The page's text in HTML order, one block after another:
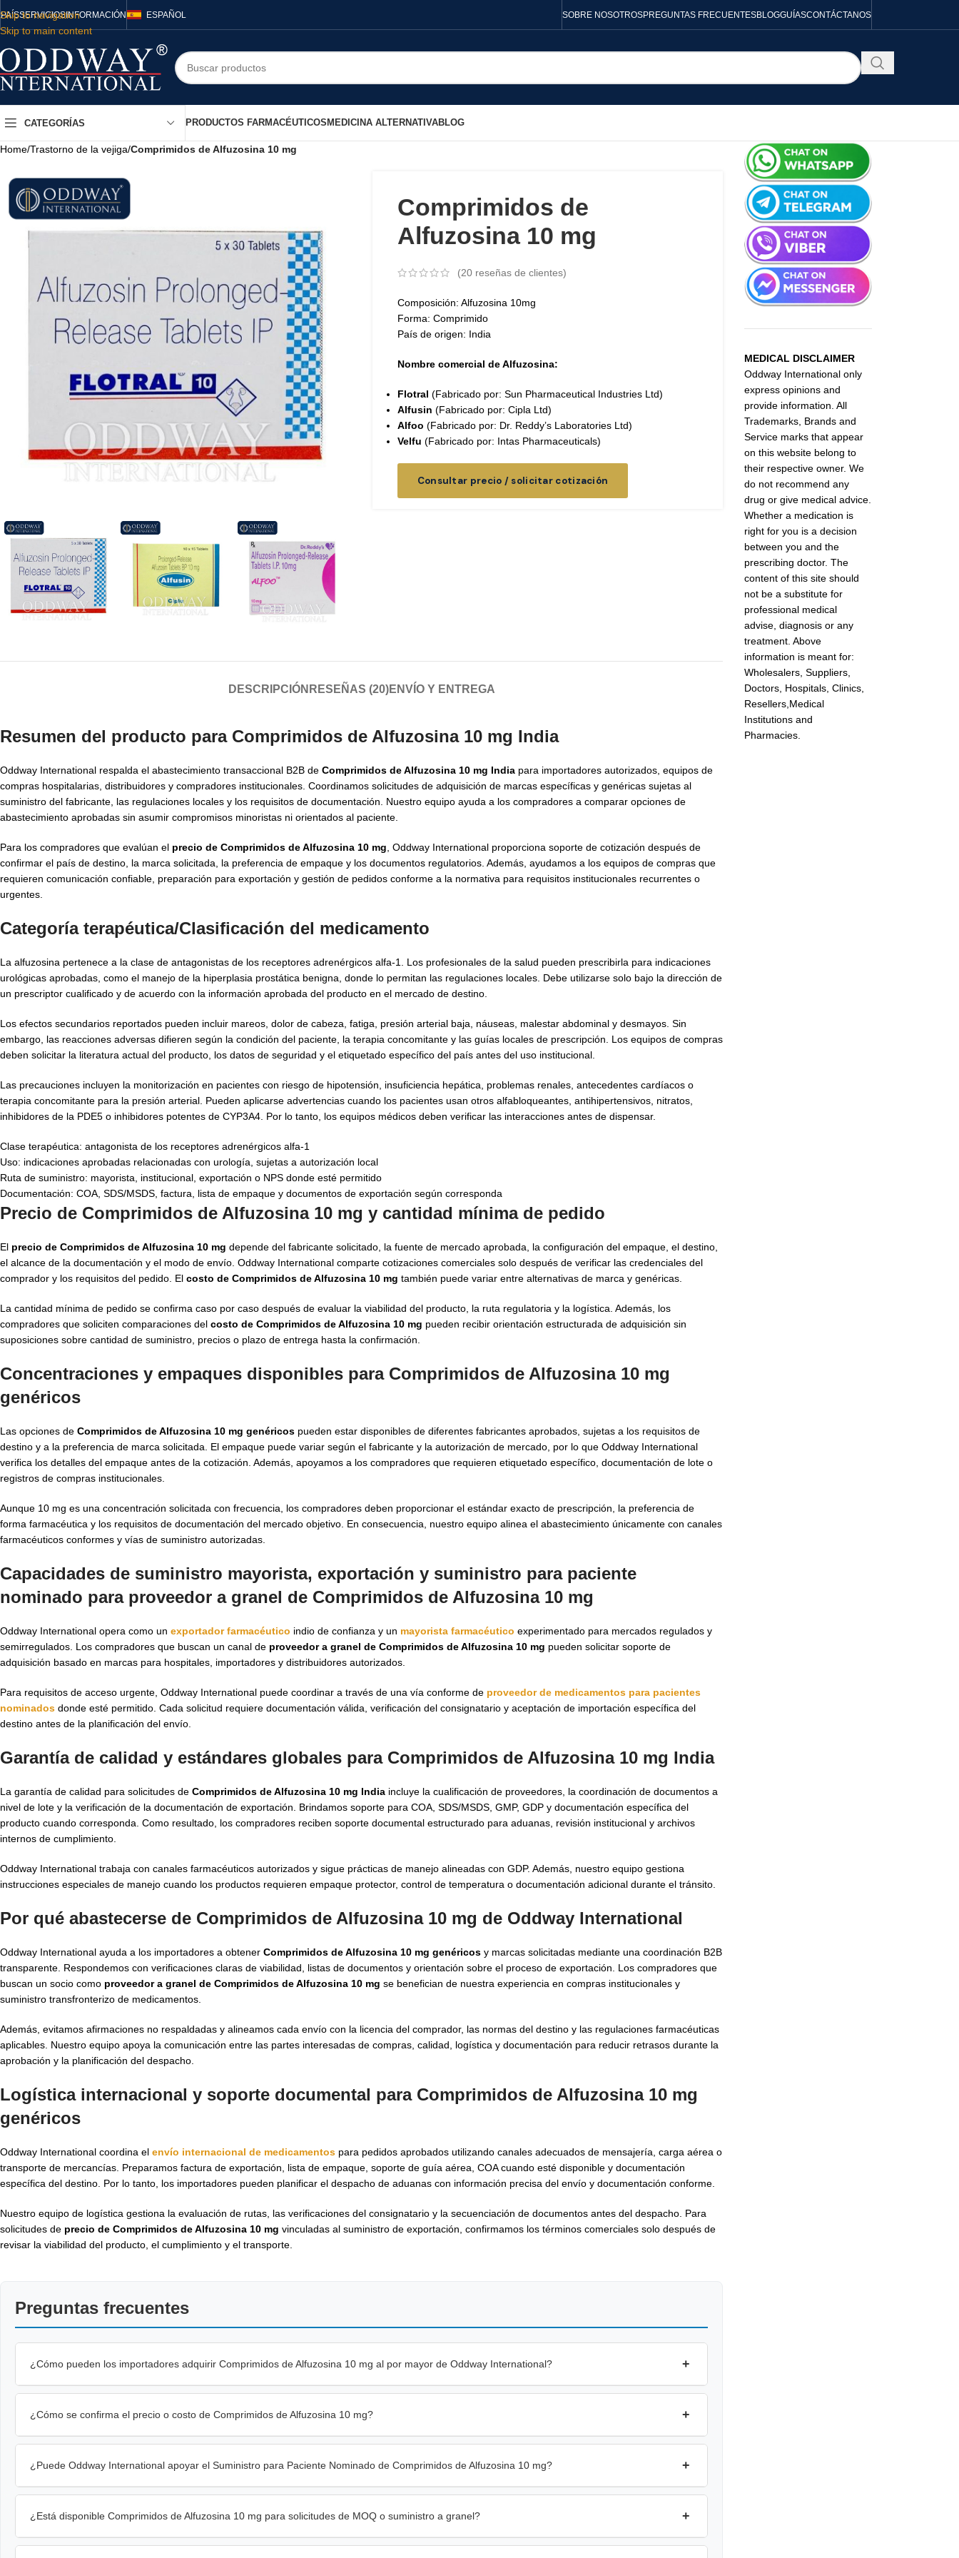
Skip to navigation
Skip to main content
PAÍSSERVICIOSINFORMACIÓN ESPAÑOL SOBRE NOSOTROSPREGUNTAS FRECUENTESBLOGGUÍASCONTÁCTANOS
CATEGORÍAS PRODUCTOS FARMACÉUTICOS MEDICINA ALTERNATIVABLOG
Home/Trastorno de la vejiga/Comprimidos de Alfuzosina 10 mg
Comprimidos de
Alfuzosina 10 mg
(20reseñas de clientes)
Composición: Alfuzosina 10mg
Forma: Comprimido
País de origen: India
Nombre comercial de Alfuzosina:
Flotral (Fabricado por: Sun Pharmaceutical Industries Ltd)
Alfusin (Fabricado por: Cipla Ltd)
Alfoo (Fabricado por: Dr. Reddy’s Laboratories Ltd)
Velfu (Fabricado por: Intas Pharmaceuticals)
Consultar precio / solicitar cotización
DESCRIPCIÓN RESEÑAS (20)ENVÍO Y ENTREGA
Resumen del producto para Comprimidos de Alfuzosina 10 mg India
Oddway International respalda el abastecimiento transaccional B2B de Comprimidos de Alfuzosina 10 mg India para importadores autorizados, equipos de
compras hospitalarias, distribuidores y compradores institucionales. Coordinamos solicitudes de adquisición de marcas específicas y genéricas sujetas al
suministro del fabricante, las regulaciones locales y los requisitos de documentación. Nuestro equipo ayuda a los compradores a comparar opciones de
abastecimiento aprobadas sin asumir compromisos minoristas ni orientados al paciente.
Para los compradores que evalúan el precio de Comprimidos de Alfuzosina 10 mg , Oddway International proporciona soporte de cotización después de
confirmar el país de destino, la marca solicitada, la preferencia de empaque y los documentos regulatorios. Además, ayudamos a los equipos de compras que
requieren comunicación confiable, preparación para exportación y gestión de pedidos conforme a la normativa para requisitos institucionales recurrentes o
urgentes.
Categoría terapéutica/Clasificación del medicamento
La alfuzosina pertenece a la clase de antagonistas de los receptores adrenérgicos alfa-1. Los profesionales de la salud pueden prescribirla para indicaciones
urológicas aprobadas, como el manejo de la hiperplasia prostática benigna, donde lo permitan las regulaciones locales. Debe utilizarse solo bajo la dirección de
un prescriptor cualificado y de acuerdo con la información aprobada del producto en el mercado de destino.
Los efectos secundarios reportados pueden incluir mareos, dolor de cabeza, fatiga, presión arterial baja, náuseas, malestar abdominal y desmayos. Sin
embargo, las reacciones adversas difieren según la condición del paciente, la terapia concomitante y las guías locales de prescripción. Los equipos de compras
deben solicitar la literatura actual del producto, los datos de seguridad y el etiquetado específico del país antes del uso institucional.
Las precauciones incluyen la monitorización en pacientes con riesgo de hipotensión, insuficiencia hepática, problemas renales, antecedentes cardíacos o
terapia concomitante para la presión arterial. Pueden aplicarse advertencias cuando los pacientes usan otros alfabloqueantes, antihipertensivos, nitratos,
inhibidores de la PDE5 o inhibidores potentes de CYP3A4. Por lo tanto, los equipos médicos deben verificar las interacciones antes de dispensar.
Clase terapéutica: antagonista de los receptores adrenérgicos alfa-1
Uso: indicaciones aprobadas relacionadas con urología, sujetas a autorización local
Ruta de suministro: mayorista, institucional, exportación o NPS donde esté permitido
Documentación: COA, SDS/MSDS, factura, lista de empaque y documentos de exportación según corresponda
Precio de Comprimidos de Alfuzosina 10 mg y cantidad mínima de pedido
El precio de Comprimidos de Alfuzosina 10 mg depende del fabricante solicitado, la fuente de mercado aprobada, la configuración del empaque, el destino,
el alcance de la documentación y el modo de envío. Oddway International comparte cotizaciones comerciales solo después de verificar las credenciales del
comprador y los requisitos del pedido. El costo de Comprimidos de Alfuzosina 10 mg también puede variar entre alternativas de marca y genéricas.
La cantidad mínima de pedido se confirma caso por caso después de evaluar la viabilidad del producto, la ruta regulatoria y la logística. Además, los
compradores que soliciten comparaciones del costo de Comprimidos de Alfuzosina 10 mg pueden recibir orientación estructurada de adquisición sin
suposiciones sobre cantidad de suministro, precios o plazo de entrega hasta la confirmación.
Concentraciones y empaques disponibles para Comprimidos de Alfuzosina 10 mg
genéricos
Las opciones de Comprimidos de Alfuzosina 10 mg genéricos pueden estar disponibles de diferentes fabricantes aprobados, sujetas a los requisitos de
destino y a la preferencia de marca solicitada. El empaque puede variar según el fabricante y la autorización de mercado, por lo que Oddway International
verifica los detalles del empaque antes de la cotización. Además, apoyamos a los compradores que requieren etiquetado específico, documentación de lote o
registros de compras institucionales.
Aunque 10 mg es una concentración solicitada con frecuencia, los compradores deben proporcionar el estándar exacto de prescripción, la preferencia de
forma farmacéutica y los requisitos de documentación del mercado objetivo. En consecuencia, nuestro equipo alinea el abastecimiento únicamente con canales
farmacéuticos conformes y vías de suministro autorizadas.
Capacidades de suministro mayorista, exportación y suministro para paciente
nominado para proveedor a granel de Comprimidos de Alfuzosina 10 mg
Oddway International opera como un exportador farmacéutico indio de confianza y un mayorista farmacéutico experimentado para mercados regulados y
semirregulados. Los compradores que buscan un canal de proveedor a granel de Comprimidos de Alfuzosina 10 mg pueden solicitar soporte de
adquisición basado en marcas para hospitales, importadores y distribuidores autorizados.
Para requisitos de acceso urgente, Oddway International puede coordinar a través de una vía conforme de proveedor de medicamentos para pacientes
nominados donde esté permitido. Cada solicitud requiere documentación válida, verificación del consignatario y aceptación de importación específica del
destino antes de la planificación del envío.
Garantía de calidad y estándares globales para Comprimidos de Alfuzosina 10 mg India
La garantía de calidad para solicitudes de Comprimidos de Alfuzosina 10 mg India incluye la cualificación de proveedores, la coordinación de documentos a
nivel de lote y la verificación de la documentación de exportación. Brindamos soporte para COA, SDS/MSDS, GMP, GDP y documentación específica del
producto cuando corresponda. Como resultado, los compradores reciben soporte documental estructurado para aduanas, revisión institucional y archivos
internos de cumplimiento.
Oddway International trabaja con canales farmacéuticos autorizados y sigue prácticas de manejo alineadas con GDP. Además, nuestro equipo gestiona
instrucciones especiales de manejo cuando los productos requieren empaque protector, control de temperatura o documentación adicional durante el tránsito.
Por qué abastecerse de Comprimidos de Alfuzosina 10 mg de Oddway International
Oddway International ayuda a los importadores a obtener Comprimidos de Alfuzosina 10 mg genéricos y marcas solicitadas mediante una coordinación B2B
transparente. Respondemos con verificaciones claras de viabilidad, listas de documentos y orientación sobre el proceso de exportación. Los compradores que
buscan un socio como proveedor a granel de Comprimidos de Alfuzosina 10 mg se benefician de nuestra experiencia en compras institucionales y
suministro transfronterizo de medicamentos.
Además, evitamos afirmaciones no respaldadas y alineamos cada envío con la licencia del comprador, las normas del destino y las regulaciones farmacéuticas
aplicables. Nuestro equipo apoya la comunicación entre las partes interesadas de compras, calidad, logística y documentación para reducir retrasos durante la
aprobación y la planificación del despacho.
Logística internacional y soporte documental para Comprimidos de Alfuzosina 10 mg
genéricos
Oddway International coordina el envío internacional de medicamentos para pedidos aprobados utilizando canales adecuados de mensajería, carga aérea o
transporte de mercancías. Preparamos factura de exportación, lista de empaque, soporte de guía aérea, COA cuando esté disponible y documentación
específica del destino. Por lo tanto, los importadores pueden planificar el despacho de aduanas con información precisa del envío y documentación conforme.
Nuestro equipo de logística gestiona la evaluación de rutas, las verificaciones del consignatario y la secuenciación de documentos antes del despacho. Para
solicitudes de precio de Comprimidos de Alfuzosina 10 mg vinculadas al suministro de exportación, confirmamos los términos comerciales solo después de
revisar la viabilidad del producto, el cumplimiento y el transporte.
Preguntas frecuentes
¿Cómo pueden los importadores adquirir Comprimidos de Alfuzosina 10 mg al por mayor de Oddway International? +
¿Cómo se confirma el precio o costo de Comprimidos de Alfuzosina 10 mg? +
¿Puede Oddway International apoyar el Suministro para Paciente Nominado de Comprimidos de Alfuzosina 10 mg? +
¿Está disponible Comprimidos de Alfuzosina 10 mg para solicitudes de MOQ o suministro a granel? +
MEDICAL DISCLAIMER
Oddway International only
express opinions and
provide information. All
Trademarks, Brands and
Service marks that appear
on this website belong to
their respective owner. We
do not recommend any
drug or give medical advice.
Whether a medication is
right for you is a decision
between you and the
prescribing doctor. The
content of this site should
not be a substitute for
professional medical
advise, diagnosis or any
treatment. Above
information is meant for:
Wholesalers, Suppliers,
Doctors, Hospitals, Clinics,
Resellers,Medical
Institutions and
Pharmacies.